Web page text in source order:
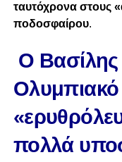
ταυτόχρονα στους
ποδοσφαίρου.
Ο
πολλά